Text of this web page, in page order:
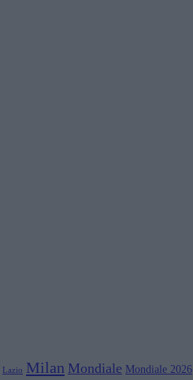
Lazio Milan Mondiale Mondiale 2026